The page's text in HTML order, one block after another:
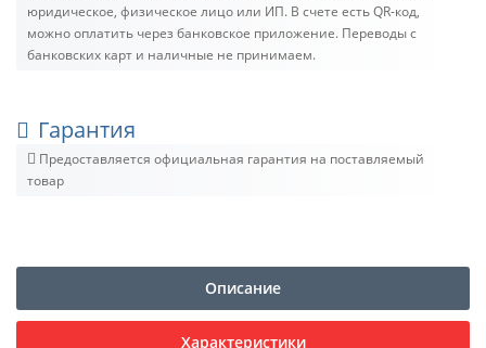
юридическое, физическое лицо или ИП. В счете есть QR-код,
можно оплатить через банковское приложение. Переводы с
банковских карт и наличные не принимаем.
Гарантия
Предоставляется официальная гарантия на поставляемый
товар
Описание
Характеристики